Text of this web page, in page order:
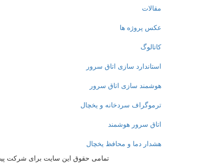
مقالات
عکس پروژه ها
کاتالوگ
استاندارد سازی اتاق سرور
هوشمند سازی اتاق سرور
ترموگراف سردخانه و یخچال
اتاق سرور هوشمند
هشدار دما و محافظ یخچال
تمامی حقوق این سایت برای شرکت